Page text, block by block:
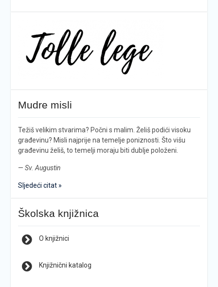
Mudre misli
Težiš velikim stvarima? Počni s malim. Želiš podići visoku
građevinu? Misli najprije na temelje poniznosti. Što višu
građevinu želiš, to temelji moraju biti dublje položeni.
— Sv. Augustin
Sljedeći citat »
Školska knjižnica
O knjižnici
Knjižnični katalog